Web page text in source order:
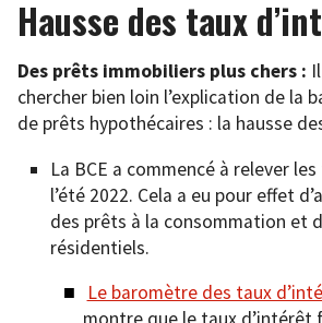
Hausse des taux
Des prêts immobiliers plus chers :
chercher bien loin l’explication de la
de prêts hypothécaires : la hausse
La BCE a commencé à relever
l’été 2022. Cela a eu pour effet
des prêts à la consommation et
résidentiels.
Le baromètre des taux